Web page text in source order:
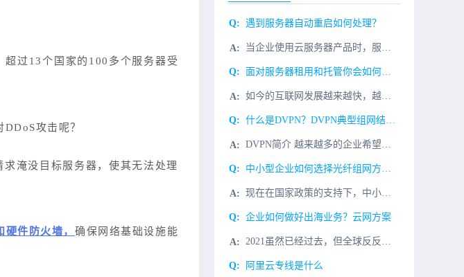
过13个国家的100多个服务器受
攻击呢？
淹没目标服务器，使其无法处理
硬件防火墙，确保网络基础设施能
遇到服务器自动重启如何处理？
当企业使用云服务器产品时，服务器偶尔会自动重启。那么，服务器自动重启的原因是什么呢？如何处理服务器自动重启？在这种情况下，小编总结了可以采取的方法和步骤，仅供参考1.建议先检查服务器的安全性，检查是否
面对服务器租用和托管你会如何选择？
如今的互联网发展越来越快，越来越多的企业放弃使用自建数据中心而改用IDC，他们可以通过使用服务器托管来进行共享优质网络资源，而且在提高IT效果和控制IT风险的基础上减少了IT成本。那么用户面对服务器租
什么是DVPN？DVPN典型组网结构是什么？
DVPN简介 越来越多的企业希望利用公共网络组建VPN（Virtual Private Network，虚拟私有网络），连接地理位置不同的多个分支机构。然而，企业分支机构通常采用动态地址接入公共网络，...
中小型企业如何选择光纤组网方式？
现在在国家政策的支持下，中小企业不断涌现，随着互联网的发展，覆盖人们生活的各个方面，这些中小企业的工作也与互联网不可分割，局域网带宽需求和5G的到来，光纤已成为局域网网络的主要传输媒介。如何选择合适的
企业如何做好出海业务？云网方案
2021虽然已经过去，但全球反反复复的疫情，以及种种不确定性，仍催促着企业不断探索转型和增长之路。而海外市场正成为中国企业发展新的蓝海。几十年改革开放的积累和互联网的飞速发展，使得中国企业创新力和竞争
阿里云专线是什么